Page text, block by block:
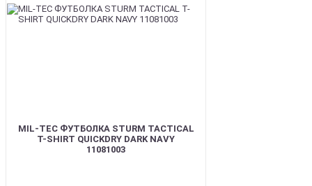
MIL-TEC ФУТБОЛКА STURM TACTICAL
T-SHIRT QUICKDRY DARK NAVY
11081003